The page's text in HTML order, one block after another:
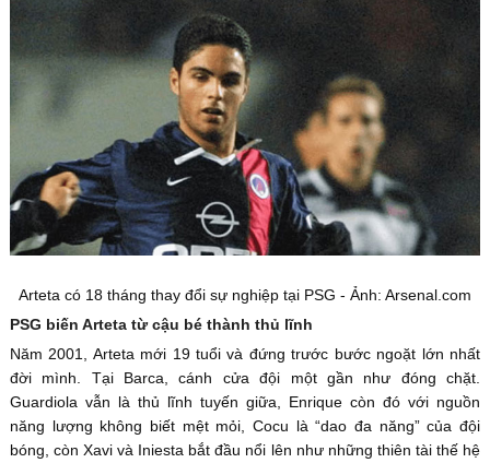
Arteta có 18 tháng thay đổi sự nghiệp tại PSG - Ảnh: Arsenal.com
PSG biến Arteta từ cậu bé thành thủ lĩnh
Năm 2001, Arteta mới 19 tuổi và đứng trước bước ngoặt lớn nhất
đời mình. Tại Barca, cánh cửa đội một gần như đóng chặt.
Guardiola vẫn là thủ lĩnh tuyến giữa, Enrique còn đó với nguồn
năng lượng không biết mệt mỏi, Cocu là “dao đa năng” của đội
bóng, còn Xavi và Iniesta bắt đầu nổi lên như những thiên tài thế hệ